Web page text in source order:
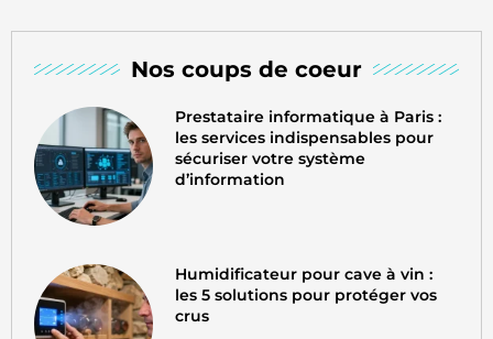
Nos coups de coeur
Prestataire informatique à Paris :
les services indispensables pour
sécuriser votre système
d’information
Humidificateur pour cave à vin :
les 5 solutions pour protéger vos
crus